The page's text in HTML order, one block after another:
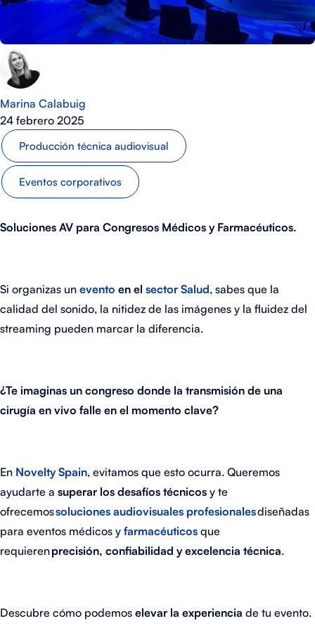
Marina Calabuig
24 febrero 2025
Producción técnica audiovisual
Eventos corporativos
Soluciones AV para Congresos Médicos y Farmacéuticos.
Si organizas un evento en el sector Salud, sabes que la
calidad del sonido, la nitidez de las imágenes y la fluidez del
streaming pueden marcar la diferencia.
¿Te imaginas un congreso donde la transmisión de una
cirugía en vivo falle en el momento clave?
En Novelty Spain, evitamos que esto ocurra. Queremos
ayudarte a superar los desafíos técnicos y te
ofrecemossoluciones audiovisuales profesionalesdiseñadas
para eventos médicos y farmacéuticos que
requierenprecisión, confiabilidad y excelencia técnica.
Descubre cómo podemos elevar la experiencia de tu evento.